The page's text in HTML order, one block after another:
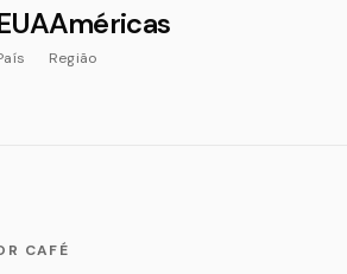
Américas
Região
CAFÉ